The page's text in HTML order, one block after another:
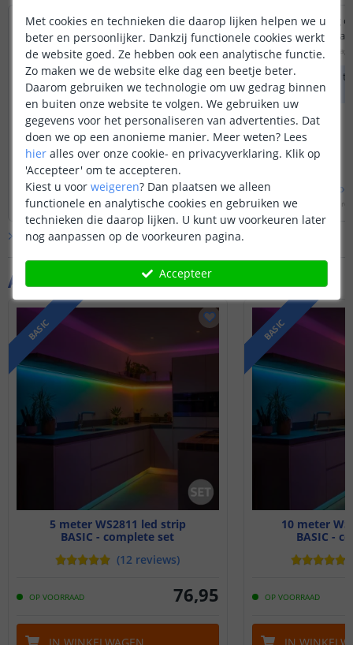
Aanvullende producten
BASIC
5 meter WS2811 led strip
BASIC - complete set
(12 reviews)
OP VOORRAAD 76,95
IN WINKELWAGEN
BASIC
10 meter
BASIC -
OP VOORRAAD
IN
Ik heb 10 led strip besteld ik heb 2x 5meter
gekregen met 1x sp105e controller.
Kan ik deze parallel over de controller
zetten. Of moet deze in serie staan. De ene
5 meter knippert af en toe. De ander werkt
goed. En nu?
Door Adi op zondag 3 november 2024
Elke 5 meter strip dient apart gevoed te
worden. Op de controller kan tot 20
meter serieel aangesloten worden.
Bekijk heleantwoord
Door Edwin op zondag 3 november 2024
Is er een beperking
de controller kan
Door Robbe op woensdag
De controller kan
aansturen.
Bekijk
Door Sharona
Bekijk alle Vraag & antwoord
Met cookies en technieken die daarop lijken helpen we u
beter en persoonlijker. Dankzij functionele cookies werkt
de website goed. Ze hebben ook een analytische functie.
Zo maken we de website elke dag een beetje beter.
Daarom gebruiken we technologie om uw gedrag binnen
en buiten onze website te volgen. We gebruiken uw
gegevens voor het personaliseren van advertenties. Dat
doen we op een anonieme manier. Meer weten? Lees
hier alles over onze cookie- en privacyverklaring. Klik op
'Accepteer' om te accepteren.
Kiest u voor weigeren? Dan plaatsen we alleen
functionele en analytische cookies en gebruiken we
technieken die daarop lijken. U kunt uw voorkeuren later
nog aanpassen op de voorkeuren pagina.
Accepteer